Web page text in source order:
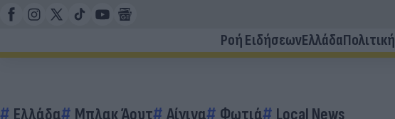
Ροή ΕιδήσεωνΕλλάδαΠολιτική
Ελλάδα Μπλακ Άουτ Αίγινα Φωτιά Local News